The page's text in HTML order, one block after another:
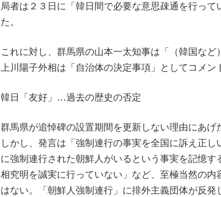
局者は２３日に「韓日間で必要な意思疎通を行っ
た。
これに対し、群馬県の山本一太知事は「（韓国など
上川陽子外相は「自治体の決定事項」としてコメン
韓日「友好」…過去の歴史の否定
群馬県が追悼碑の設置期間を更新しない理由にあげ
しかし、発言は「強制連行の事実を全国に訴え正
に強制連行された朝鮮人がいるという事実を記憶
相究明を誠実に行っていない」など、至極当然の
はない。「朝鮮人強制連行」に排外主義団体が反